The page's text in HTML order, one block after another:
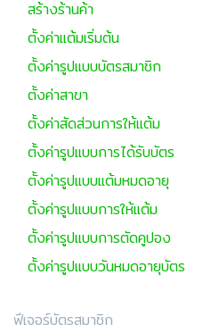
สร้างร้านค้า
ตั้งค่าแต้มเริ่มต้น
ตั้งค่ารูปแบบบัตรสมาชิก
ตั้งค่าสาขา
ตั้งค่าสัดส่วนการให้แต้ม
ตั้งค่ารูปแบบการได้รับบัตร
ตั้งค่ารูปแบบแต้มหมดอายุ
ตั้งค่ารูปแบบการให้แต้ม
ตั้งค่ารูปแบบการตัดคูปอง
ตั้งค่ารูปแบบวันหมดอายุบัตร
ฟีเจอร์บัตรสมาชิก